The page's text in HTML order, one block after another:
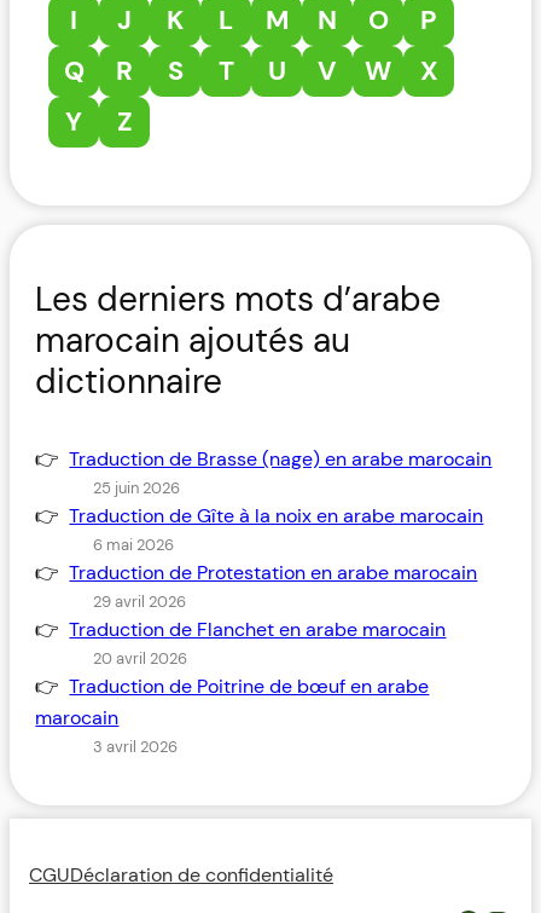
I
J K L M N O
P
Q
R S T U V W
X
Y
Z
Les derniers mots d’arabe
marocain ajoutés au
dictionnaire
Traduction de Brasse (nage) en arabe marocain
25 juin 2026
Traduction de Gîte à la noix en arabe marocain
6 mai 2026
Traduction de Protestation en arabe marocain
29 avril 2026
Traduction de Flanchet en arabe marocain
20 avril 2026
Traduction de Poitrine de bœuf en arabe
marocain
3 avril 2026
CGUDéclaration de confidentialité